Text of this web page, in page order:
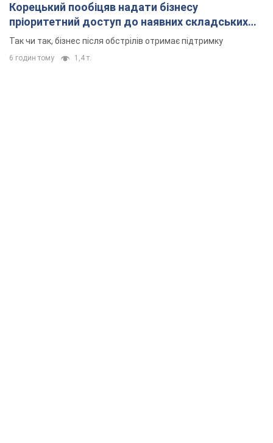
Корецький пообіцяв надати бізнесу
пріоритетний доступ до наявних складських
приміщень
Так чи так, бізнес після обстрілів отримає підтримку
6 годин тому 1,4 т.